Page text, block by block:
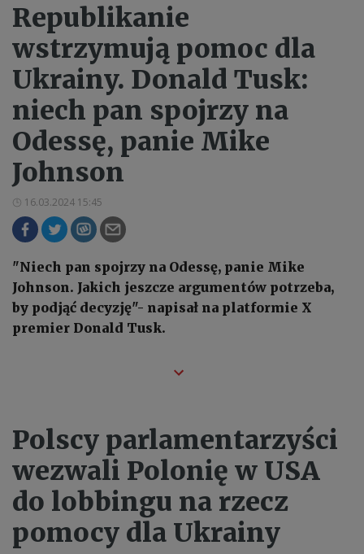
Republikanie
wstrzymują pomoc dla
Ukrainy. Donald Tusk:
niech pan spojrzy na
Odessę, panie Mike
Johnson
16.03.2024 15:45
"Niech pan spojrzy na Odessę, panie Mike
Johnson. Jakich jeszcze argumentów potrzeba,
by podjąć decyzję"- napisał na platformie X
premier Donald Tusk.
Polscy parlamentarzyści
wezwali Polonię w USA
do lobbingu na rzecz
pomocy dla Ukrainy